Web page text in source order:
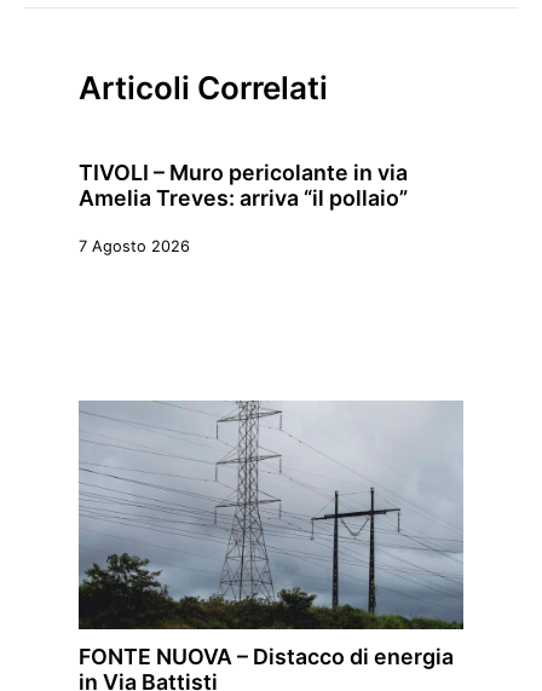
Articoli Correlati
TIVOLI – Muro pericolante in via
Amelia Treves: arriva “il pollaio”
7 Agosto 2026
FONTE NUOVA – Distacco di energia
in Via Battisti